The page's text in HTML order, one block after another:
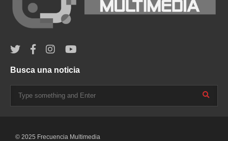
Busca una noticia
© 2025 Frecuencia Multimedia